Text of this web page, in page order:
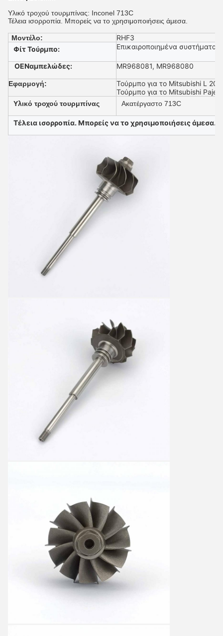
Υλικό τροχού τουρμπίνας: Inconel 713C
Τέλεια ισορροπία. Μπορείς να το χρησιμοποιήσεις άμεσα.
Μοντέλο:
RHF3
Φίτ Τούρμπο:
Επικαιροποιημένα συστήματα
ΟΕNαμπελώδες: MR968081, MR968080
Εφαρμογή:
Τούρμπο για το Mitsubishi L
Τούρμπο για το Mitsubishi
Υλικό τροχού τουρμπίνας Ακατέργαστο 713C
Τέλεια ισορροπία. Μπορείς να το χρησιμοποιήσεις άμεσα.